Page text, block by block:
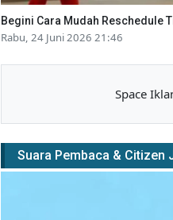
Begini Cara Mudah Reschedule
Rabu, 24 Juni 2026 21:46
Space
Suara Pembaca & Citizen